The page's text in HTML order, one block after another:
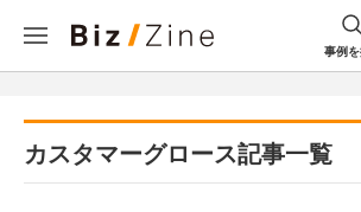
事例
カスタマーグロース記事一覧